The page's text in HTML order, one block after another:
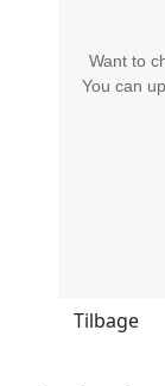
Want to
You can
Tilbage